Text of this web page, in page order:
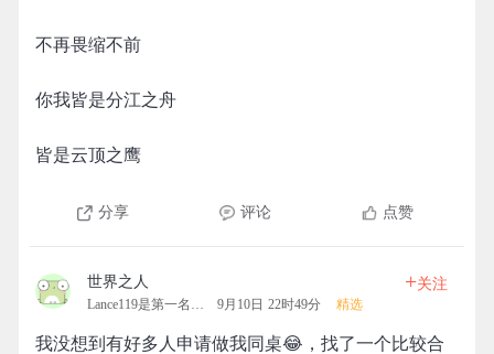
不再畏缩不前
你我皆是分江之舟
皆是云顶之鹰
分享 评论 点赞
世界之人
Lance119是第一名的拓团 9月10日 22时49分 精选
+关注
我没想到有好多人申请做我同桌😂，找了一个比较合